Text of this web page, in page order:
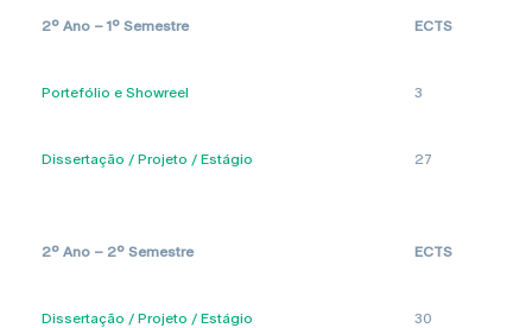
2º Ano – 1º Semestre ECTS
Portefólio e Showreel 3
Dissertação / Projeto / Estágio 27
2º Ano – 2º Semestre ECTS
Dissertação / Projeto / Estágio 30